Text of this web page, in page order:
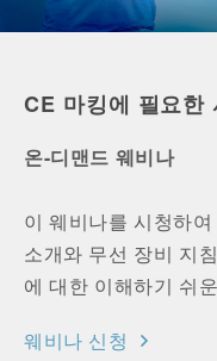
CE 마킹에 필요한
온-디맨드 웨비나
이 웨비나를 시청하
소개와 무선 장비 지
에 대한 이해하기 쉬
웨비나 신청